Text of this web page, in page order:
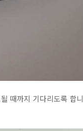
때까지 기다리도록 합니